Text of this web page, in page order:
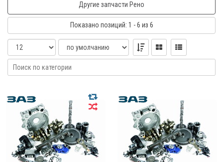
Другие запчасти Рено
Показано позиций: 1 - 6 из 6